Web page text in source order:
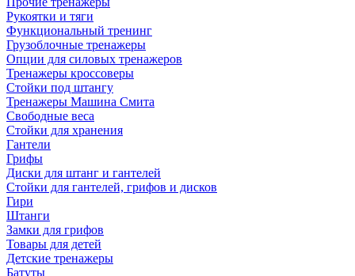
Рукоятки и тяги
Функциональный тренинг
Грузоблочные тренажеры
Опции для силовых тренажеров
Тренажеры кроссоверы
Стойки под штангу
Тренажеры Машина Смита
Свободные веса
Стойки для хранения
Гантели
Грифы
Диски для штанг и гантелей
Стойки для гантелей, грифов и дисков
Гири
Штанги
Замки для грифов
Товары для детей
Детские тренажеры
Батуты